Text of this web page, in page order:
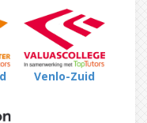
Venlo-Zuid